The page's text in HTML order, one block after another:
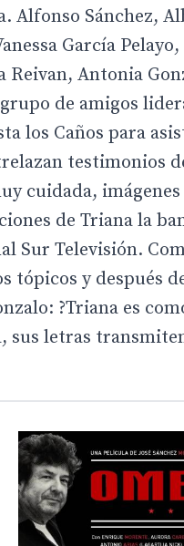
Alfonso Sánchez,
García
Antonia
de amigos
los Caños para
testimonios
cuidada, imágenes
de Triana la
Sur Televisión.
y después
?Triana es
letras